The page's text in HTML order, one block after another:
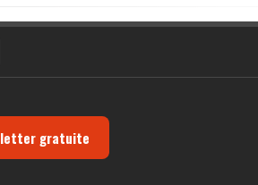
gratuite